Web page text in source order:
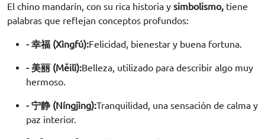
El chino mandarín, con su rica historia y simbolismo, tiene
palabras que reflejan conceptos profundos:
- 幸福 (Xìngfú):Felicidad, bienestar y buena fortuna.
- 美丽 (Měilì):Belleza, utilizado para describir algo muy
hermoso.
- 宁静 (Níngjìng):Tranquilidad, una sensación de calma y
paz interior.